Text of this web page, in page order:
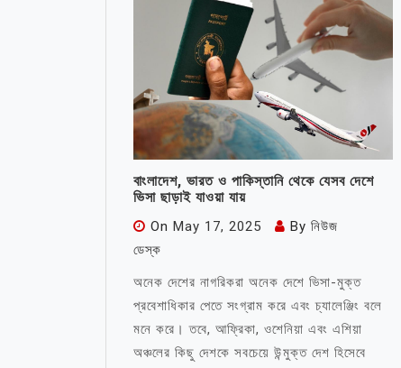
বাংলাদেশ, ভারত ও পাকিস্তানি থেকে যেসব দেশে
ভিসা ছাড়াই যাওয়া যায়
On May 17, 2025 By নিউজ
ডেস্ক
অনেক দেশের নাগরিকরা অনেক দেশে ভিসা-মুক্ত
প্রবেশাধিকার পেতে সংগ্রাম করে এবং চ্যালেঞ্জিং বলে
মনে করে। তবে, আফ্রিকা, ওশেনিয়া এবং এশিয়া
অঞ্চলের কিছু দেশকে সবচেয়ে উন্মুক্ত দেশ হিসেবে